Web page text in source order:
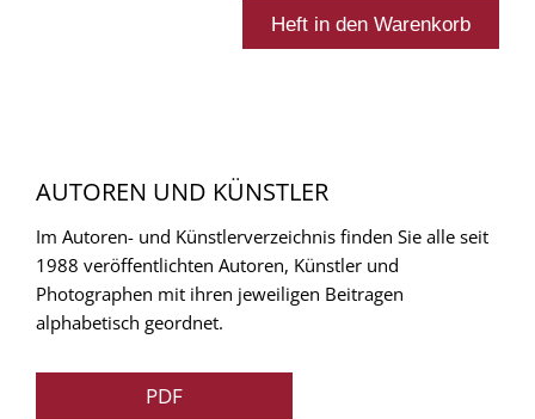
AUTOREN UND KÜNSTLER
Im Autoren- und Künstlerverzeichnis finden Sie alle seit
1988 veröffentlichten Autoren, Künstler und
Photographen mit ihren jeweiligen Beitragen
alphabetisch geordnet.
PDF